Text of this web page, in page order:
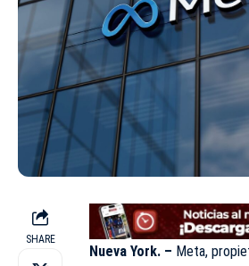
SHARE
Nueva York. – Meta,